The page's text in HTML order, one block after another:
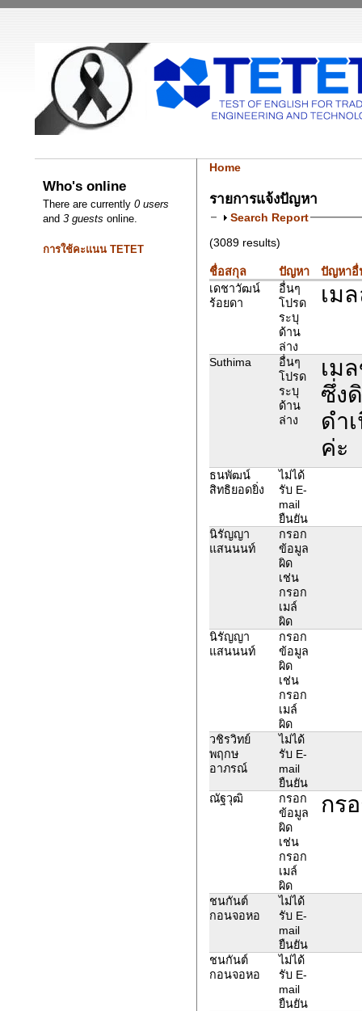
Who's online
There are currently0 users
and3 guests online.
การใช้คะแนน TETET
Home
รายการแจ้งปัญหา
Search Report
(3089 results)
ชื่อสกุล ปัญหา
ปัญหาอื่
เดชาวัฒน์
ร้อยดา
อื่นๆ
โปรด
ระบุ
ด้าน
ล่าง
เม
Suthima
อื่นๆ
โปรด
ระบุ
ด้าน
ล่าง
เม
ซึ่ง
ดำ
ค่ะ
ธนพัฒน์
สิทธิยอดยิ่ง
ไม่ได้
รับ E-
mail
ยืนยัน
นิรัญญา
แสนนนท์
กรอก
ข้อมูล
ผิด
เช่น
กรอก
เมล์
ผิด
นิรัญญา
แสนนนท์
กรอก
ข้อมูล
ผิด
เช่น
กรอก
เมล์
ผิด
วชิรวิทย์
พฤกษ
อาภรณ์
ไม่ได้
รับ E-
mail
ยืนยัน
ณัฐวุฒิ
กรอก
ข้อมูล
ผิด
เช่น
กรอก
เมล์
ผิด
กร
ชนกันต์
กอนจอหอ
ไม่ได้
รับ E-
mail
ยืนยัน
ชนกันต์
กอนจอหอ
ไม่ได้
รับ E-
mail
ยืนยัน